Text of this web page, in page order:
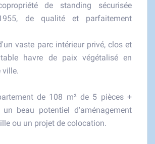
de standing sécurisée
de qualité et parfaitement
vaste parc intérieur privé, clos et
havre de paix végétalisé en
de 108 m² de 5 pièces +
beau potentiel d'aménagement
ou un projet de colocation.